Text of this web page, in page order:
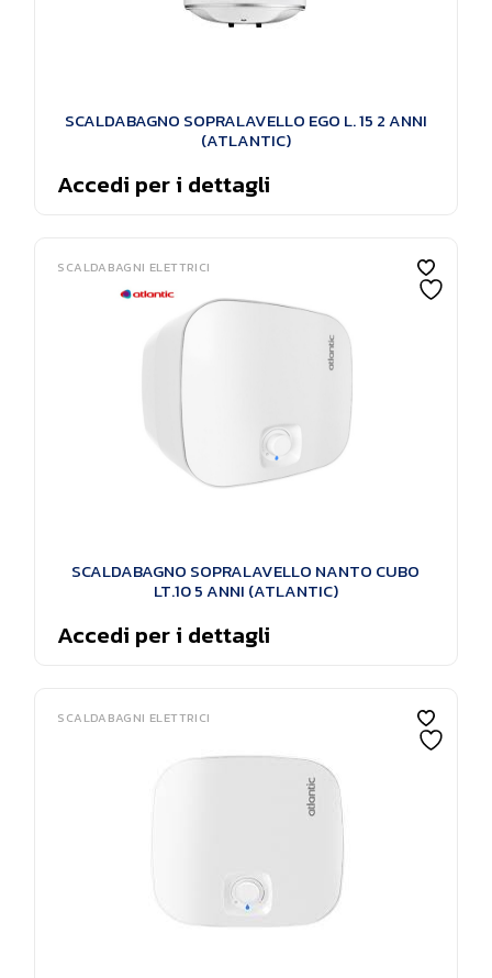
SCALDABAGNO SOPRALAVELLO EGO L. 15 2 ANNI
(ATLANTIC)
Accedi per i dettagli
SCALDABAGNI ELETTRICI
SCALDABAGNO SOPRALAVELLO NANTO CUBO
LT.10 5 ANNI (ATLANTIC)
Accedi per i dettagli
SCALDABAGNI ELETTRICI